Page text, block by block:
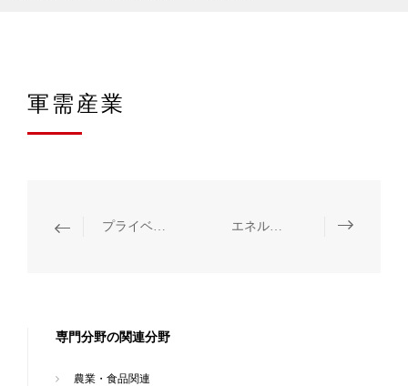
軍需産業
プライベート・エクイティ エネルギー・化学
専門分野の関連分野
農業・食品関連